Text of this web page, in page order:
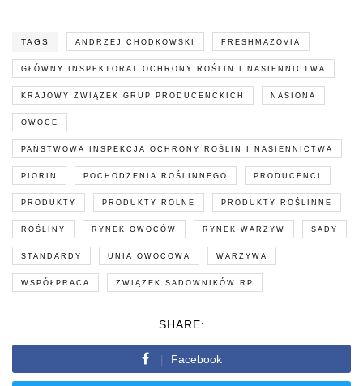
TAGS ANDRZEJ CHODKOWSKI FRESHMAZOVIA
GŁÓWNY INSPEKTORAT OCHRONY ROŚLIN I NASIENNICTWA
KRAJOWY ZWIĄZEK GRUP PRODUCENCKICH NASIONA
OWOCE
PAŃSTWOWA INSPEKCJA OCHRONY ROŚLIN I NASIENNICTWA
PIORIN POCHODZENIA ROŚLINNEGO PRODUCENCI
PRODUKTY PRODUKTY ROLNE PRODUKTY ROŚLINNE
ROŚLINY RYNEK OWOCÓW RYNEK WARZYW SADY
STANDARDY UNIA OWOCOWA WARZYWA
WSPÓŁPRACA ZWIĄZEK SADOWNIKÓW RP
SHARE:
Facebook